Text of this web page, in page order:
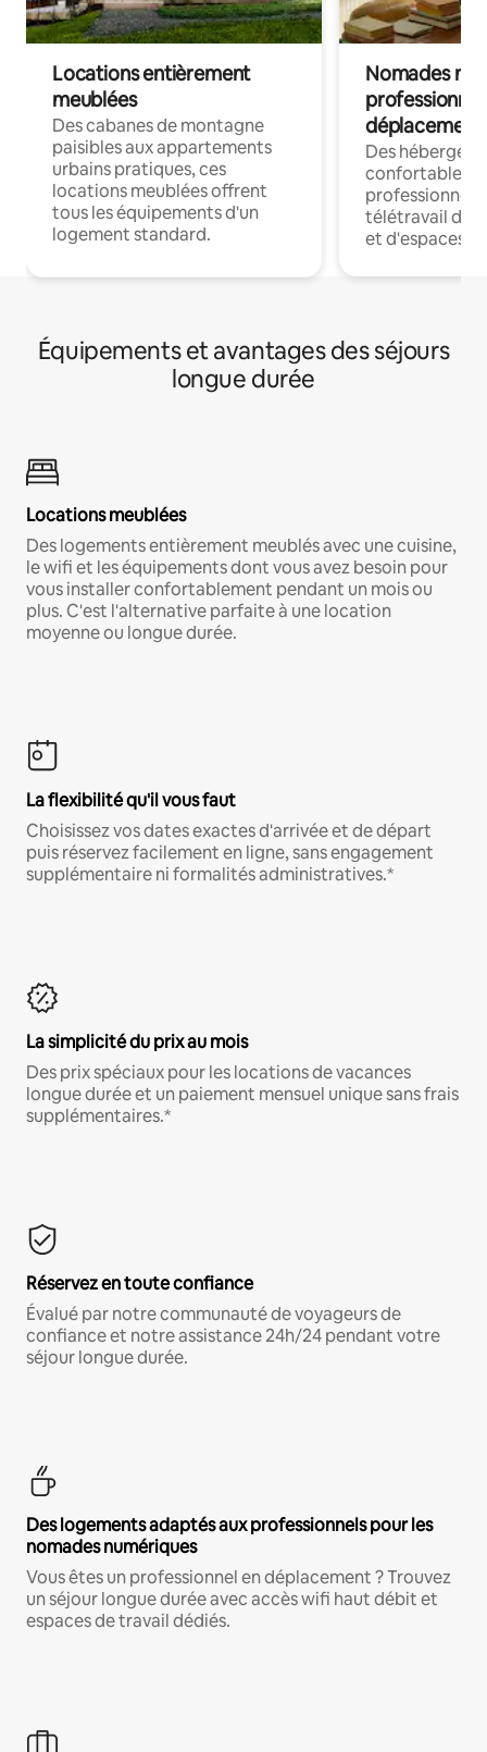
Locations entièrement
meublées
Des cabanes de montagne
paisibles aux appartements
urbains pratiques, ces
locations meublées offrent
tous les équipements d'un
logement standard.
Nomades
déplacement
Des
confortables
professionnels
télétravail
et d'espaces
Équipements et avantages des séjours
longue durée
Locations meublées
Des logements entièrement meublés avec une cuisine,
le wifi et les équipements dont vous avez besoin pour
vous installer confortablement pendant un mois ou
plus. C'est l'alternative parfaite à une location
moyenne ou longue durée.
La flexibilité qu'il vous faut
Choisissez vos dates exactes d'arrivée et de départ
puis réservez facilement en ligne, sans engagement
supplémentaire ni formalités administratives.*
La simplicité du prix au mois
Des prix spéciaux pour les locations de vacances
longue durée et un paiement mensuel unique sans frais
supplémentaires.*
Réservez en toute confiance
Évalué par notre communauté de voyageurs de
confiance et notre assistance 24h/24 pendant votre
séjour longue durée.
Des logements adaptés aux professionnels pour les
nomades numériques
Vous êtes un professionnel en déplacement ? Trouvez
un séjour longue durée avec accès wifi haut débit et
espaces de travail dédiés.